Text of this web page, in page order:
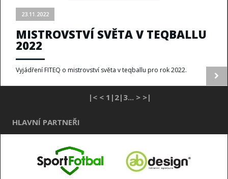
23.11.2022
MISTROVSTVÍ SVĚTA V TEQBALLU
2022
Vyjádření FITEQ o mistrovství světa v teqballu pro rok 2022.
|< < 1 |2| 3... > >|
HLAVNÍ PARTNEŘI